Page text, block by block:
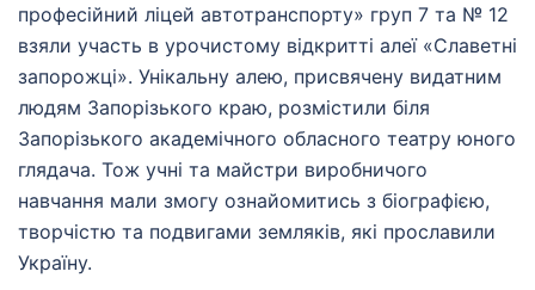
професійний ліцей автотранспорту» груп 7 та № 12
взяли участь в урочистому відкритті алеї «Славетні
запорожці». Унікальну алею, присвячену видатним
людям Запорізького краю, розмістили біля
Запорізького академічного обласного театру юного
глядача. Тож учні та майстри виробничого
навчання мали змогу ознайомитись з біографією,
творчістю та подвигами земляків, які прославили
Україну.